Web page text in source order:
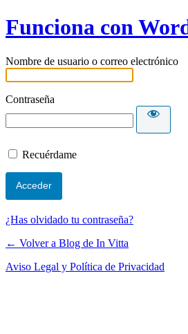
Funciona con
Nombre de usuario o correo electrónico
Contraseña
Recuérdame
¿Has olvidado tu contraseña?
← Volver a Blog de In Vitta
Aviso Legal y Política de Privacidad